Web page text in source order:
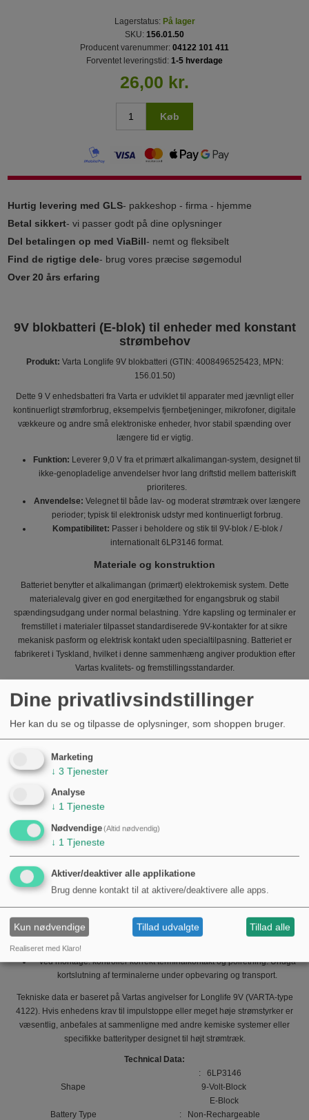
Lagerstatus: På lager
SKU: 156.01.50
Producent varenummer: 04122 101 411
Forventet leveringstid: 1-5 hverdage
26,00 kr.
Køb
Hurtig levering med GLS- pakkeshop - firma - hjemme
Betal sikkert- vi passer godt på dine oplysninger
Del betalingen op med ViaBill- nemt og fleksibelt
Find de rigtige dele- brug vores præcise søgemodul
Over 20 års erfaring
9V blokbatteri (E-blok) til enheder med konstant
strømbehov
Produkt: Varta Longlife 9V blokbatteri (GTIN: 4008496525423, MPN:
156.01.50)
Dette 9 V enhedsbatteri fra Varta er udviklet til apparater med jævnligt eller
kontinuerligt strømforbrug, eksempelvis fjernbetjeninger, mikrofoner, digitale
vækkeure og andre små elektroniske enheder, hvor stabil spænding over
længere tid er vigtig.
Funktion: Leverer 9,0 V fra et primært alkalimangan-system, designet til
ikke-genopladelige anvendelser hvor lang driftstid mellem batteriskift
prioriteres.
Anvendelse: Velegnet til både lav- og moderat strømtræk over længere
perioder; typisk til elektronisk udstyr med kontinuerligt forbrug.
Kompatibilitet: Passer i beholdere og stik til 9V-blok / E-blok /
internationalt 6LP3146 format.
Materiale og konstruktion
Batteriet benytter et alkalimangan (primært) elektrokemisk system. Dette
materialevalg giver en god energitæthed for engangsbruk og stabil
spændingsudgang under normal belastning. Ydre kapsling og terminaler er
fremstillet i materialer tilpasset standardiserede 9V-kontakter for at sikre
mekanisk pasform og elektrisk kontakt uden specialtilpasning. Batteriet er
fabrikeret i Tyskland, hvilket i denne sammenhæng angiver produktion efter
Vartas kvalitets- og fremstillingsstandarder.
MPN:156.01.50
Brand:Varta
System:
Praktiske bemærkninger for mekanikere og motorcykelejere
moduler i køretøjer eller til tilbehør som trådløse mikrofoner og
alarmsystemer, hvor udsving i forsyning kan påvirke funktionaliteten.
Da det er et ikke-genopladeligt alkalibatteri, bør dimensioneringen af
reservebatterier til udstyr tage højde for forventet strømforbrug og
opbevaringsbetingelser (temperatur påvirker kapacitet og
Ved montage: kontroller korrekt terminalkontakt og polretning. Undgå
kortslutning af terminalerne under opbevaring og transport.
Tekniske data er baseret på Vartas angivelser for Longlife 9V (VARTA-type
4122). Hvis enhedens krav til impulstoppe eller meget høje strømstyrker er
væsentlig, anbefales at sammenligne med andre kemiske systemer eller
specifikke batterityper designet til højt strømtræk.
Technical Data:
Shape
: 6LP3146
9-Volt-Block
E-Block
Battery Type
: Non-Rechargeable
Dine privatlivsindstillinger
Her kan du se og tilpasse de oplysninger, som shoppen bruger.
Marketing
↓ 3 Tjenester
Analyse
↓ 1 Tjeneste
Nødvendige(Altid nødvendig)
↓ 1 Tjeneste
Aktiver/deaktiver alle applikatione
Brug denne kontakt til at aktivere/deaktivere alle apps.
Kun nødvendige Tillad udvalgte Tillad alle
Realiseret med Klaro!